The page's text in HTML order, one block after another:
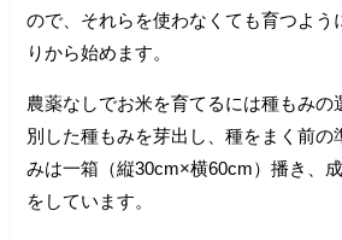
ので、それらを使わなくても育つよう
りから始めます。
農薬なしでお米を育てるには種もみの
別した種もみを芽出し、種をまく前の
みは一箱（縦30cm×横60cm）播き、
をしています。